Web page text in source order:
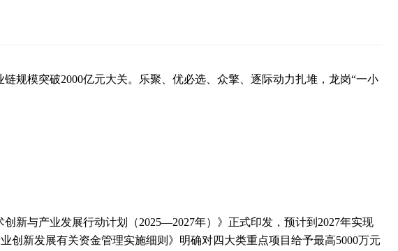
规模突破2000亿元大关。乐聚、优必选、众擎、逐际动力扎堆，龙岗“一小
新与产业发展行动计划（2025—2027年）》正式印发，预计到2027年实现
创新发展有关资金管理实施细则》明确对四大类重点项目给予最高5000万元